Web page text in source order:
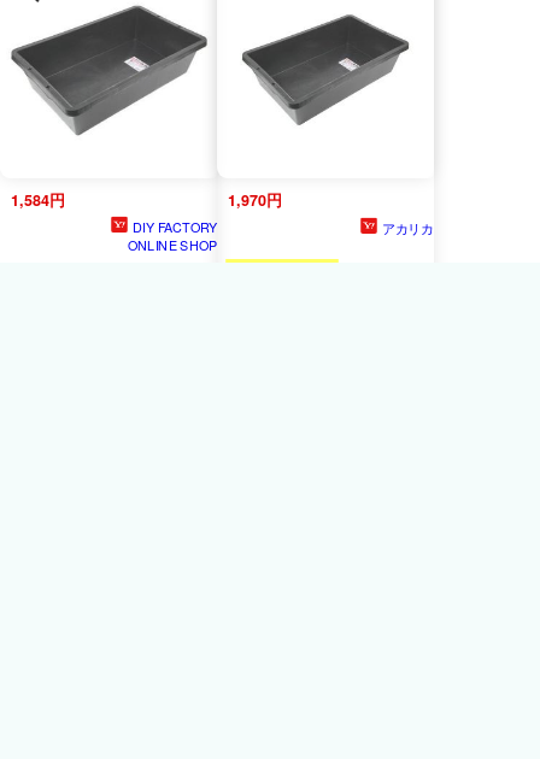
1,584円
DIY FACTORY
ONLINE SHOP
1,970円
アカリカ
4977292117814赤長 DIYト